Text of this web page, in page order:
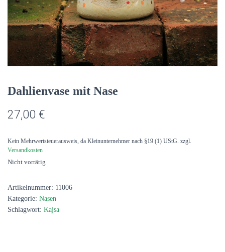
Dahlienvase mit Nase
27,00 €
Kein Mehrwertsteuerausweis, da Kleinunternehmer nach §19 (1) UStG. zzgl.
Versandkosten
Nicht vorrätig
Artikelnummer: 11006
Kategorie: Nasen
Schlagwort: Kajsa